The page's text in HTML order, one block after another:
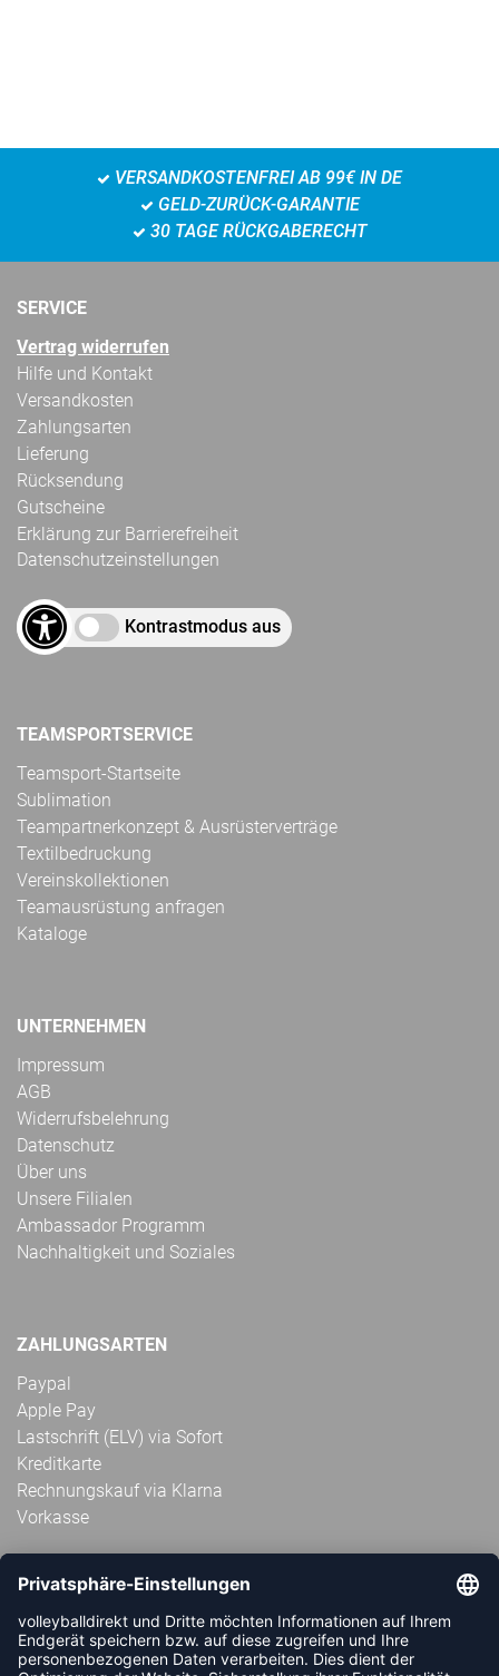
VERSANDKOSTENFREI AB 99€ IN DE
GELD-ZURÜCK-GARANTIE
30 TAGE RÜCKGABERECHT
SERVICE
Vertrag widerrufen
Hilfe und Kontakt
Versandkosten
Zahlungsarten
Lieferung
Rücksendung
Gutscheine
Erklärung zur Barrierefreiheit
Datenschutzeinstellungen
Kontrastmodus aus
TEAMSPORTSERVICE
Teamsport-Startseite
Sublimation
Teampartnerkonzept & Ausrüsterverträge
Textilbedruckung
Vereinskollektionen
Teamausrüstung anfragen
Kataloge
UNTERNEHMEN
Impressum
AGB
Widerrufsbelehrung
Datenschutz
Über uns
Unsere Filialen
Ambassador Programm
Nachhaltigkeit und Soziales
ZAHLUNGSARTEN
Paypal
Apple Pay
Lastschrift (ELV) via Sofort
Kreditkarte
Rechnungskauf via Klarna
Vorkasse
ABONNIERE JETZT DEN KOSTENLOSEN
VOLLEYBALLDIREKT-NEWSLETTER UND VERPASSE KEINE
NEUIGKEIT ODER AKTION MEHR.